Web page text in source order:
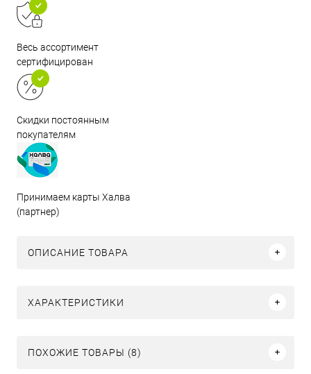
Весь ассортимент
сертифицирован
Скидки постоянным
покупателям
Принимаем карты Халва
(партнер)
ОПИСАНИЕ ТОВАРА
ХАРАКТЕРИСТИКИ
ПОХОЖИЕ ТОВАРЫ (8)